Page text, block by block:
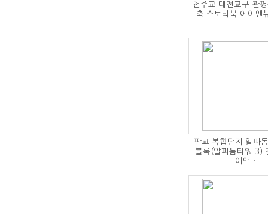
천주교 대전교구 관
축 스토리북 에이앤
판교 복합단지 알파
블록(알파돔타워 3)
이앤…